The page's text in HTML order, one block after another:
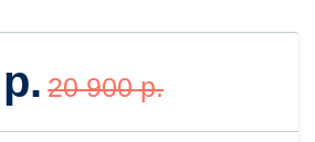
20 900 р.